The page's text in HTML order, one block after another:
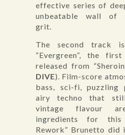
effective series of
unbeatable wall of
grit.
The second track
“Evergreen”, the
released from
DIVE). Film-score
bass, sci-fi, puzzling
airy techno that
vintage flavour
ingredients for this
Rework” Brunetto did